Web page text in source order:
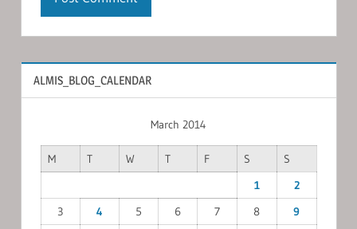
ALMIS_BLOG_CALENDAR
March 2014
M T W T F S
S
1
2
3
4 5 6 7 8
9